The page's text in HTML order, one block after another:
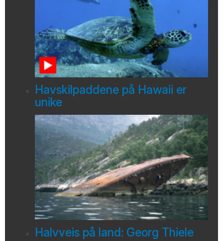
Havskilpaddene på Hawaii er
unike
Halvveis på land: Georg Thiele